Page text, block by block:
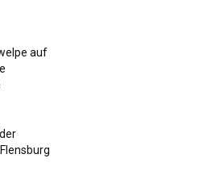
auf